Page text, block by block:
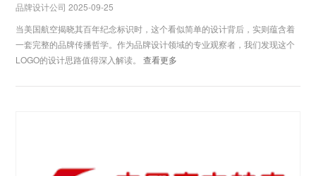
品牌设计公司 2025-09-25
当美国航空揭晓其百年纪念标识时，这个看似简单的设计背后，实则蕴含着
一套完整的品牌传播哲学。作为品牌设计领域的专业观察者，我们发现这个
LOGO的设计思路值得深入解读。查看更多